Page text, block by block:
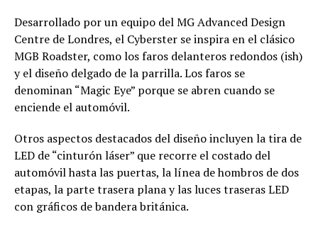
Desarrollado por un equipo del MG Advanced Design
Centre de Londres, el Cyberster se inspira en el clásico
MGB Roadster, como los faros delanteros redondos (ish)
y el diseño delgado de la parrilla. Los faros se
denominan “Magic Eye” porque se abren cuando se
enciende el automóvil.
Otros aspectos destacados del diseño incluyen la tira de
LED de “cinturón láser” que recorre el costado del
automóvil hasta las puertas, la línea de hombros de dos
etapas, la parte trasera plana y las luces traseras LED
con gráficos de bandera británica.